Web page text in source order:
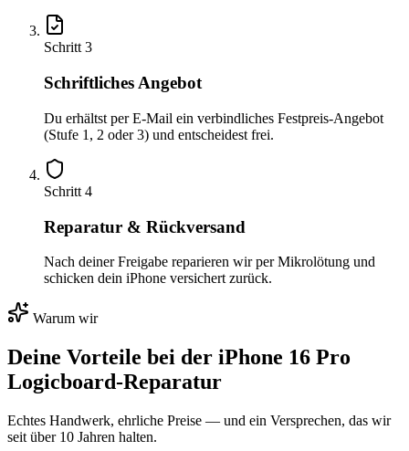
Schritt3
Schriftliches Angebot
Du erhältst per E-Mail ein verbindliches Festpreis-Angebot
(Stufe 1, 2 oder 3) und entscheidest frei.
Schritt 4
Reparatur & Rückversand
Nach deiner Freigabe reparieren wir per Mikrolötung und
schicken dein iPhone versichert zurück.
Warum wir
Deine Vorteile bei der iPhone 16 Pro
Logicboard-Reparatur
Echtes Handwerk, ehrliche Preise — und ein Versprechen, das wir
seit über 10 Jahren halten.